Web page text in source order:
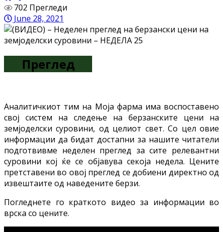
702 Прегледи
June 28, 2021
Преглед
Aналитичкиот тим на Моја фарма има воспоставено
свој систем на следење на берзанските цени на
земјоделски суровини, од целиот свет. Со цел овие
информации да бидат достапни за нашите читатели
подготвивме неделен преглед за сите релевантни
суровини кој ќе се објавува секоја недела. Цените
претставени во овој преглед се добиени директно од
извештаите од наведените берзи.
Погледнете го краткото видео за информации во
врска со цените.